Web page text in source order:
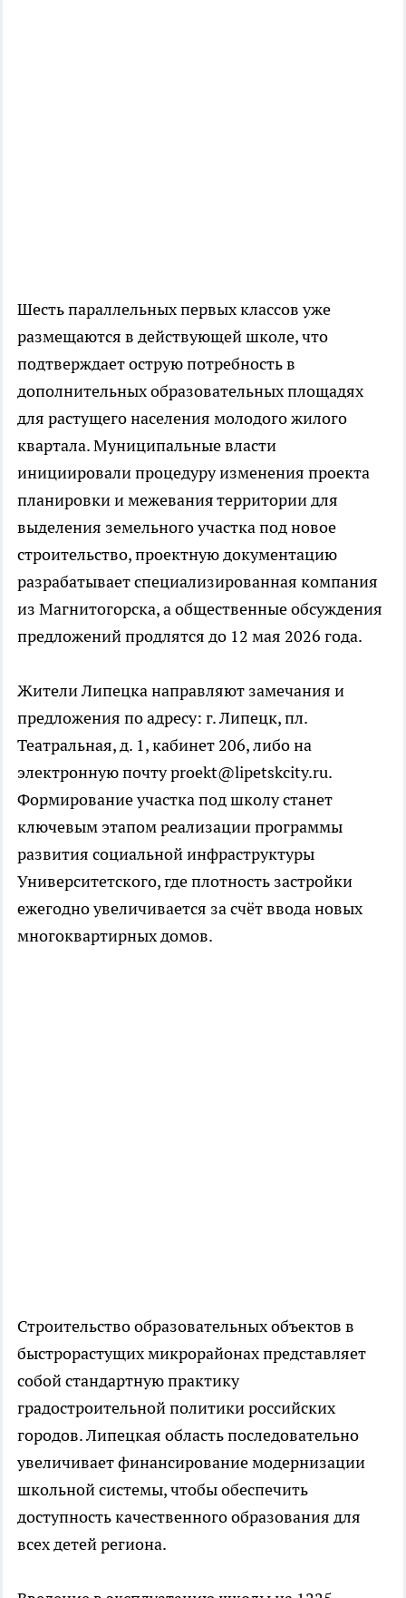
Шесть параллельных первых классов уже
размещаются в действующей школе, что
подтверждает острую потребность в
дополнительных образовательных площадях
для растущего населения молодого жилого
квартала. Муниципальные власти
инициировали процедуру изменения проекта
планировки и межевания территории для
выделения земельного участка под новое
строительство, проектную документацию
разрабатывает специализированная компания
из Магнитогорска, а общественные обсуждения
предложений продлятся до 12 мая 2026 года.
Жители Липецка направляют замечания и
предложения по адресу: г. Липецк, пл.
Театральная, д. 1, кабинет 206, либо на
электронную почту proekt@lipetskcity.ru.
Формирование участка под школу станет
ключевым этапом реализации программы
развития социальной инфраструктуры
Университетского, где плотность застройки
ежегодно увеличивается за счёт ввода новых
многоквартирных домов.
Строительство образовательных объектов в
быстрорастущих микрорайонах представляет
собой стандартную практику
градостроительной политики российских
городов. Липецкая область последовательно
увеличивает финансирование модернизации
школьной системы, чтобы обеспечить
доступность качественного образования для
всех детей региона.